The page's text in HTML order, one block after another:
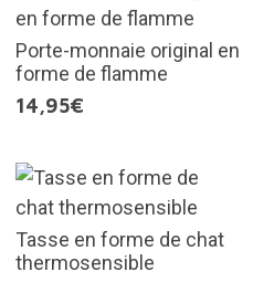
Porte-monnaie original en
forme de flamme
14,95€
Tasse en forme de chat
thermosensible